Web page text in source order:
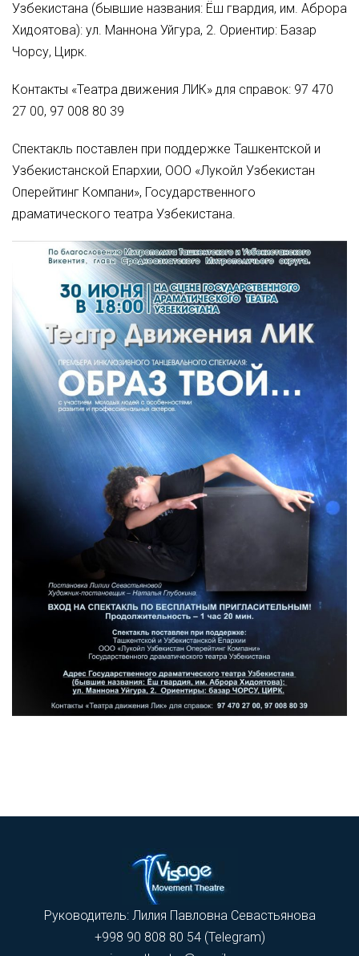
Узбекистана (бывшие названия: Ёш гвардия, им. Аброра
Хидоятова): ул. Маннона Уйгура, 2. Ориентир: Базар
Чорсу, Цирк.
Контакты «Театра движения ЛИК» для справок: 97 470
27 00, 97 008 80 39
Спектакль поставлен при поддержке Ташкентской и
Узбекистанской Епархии, ООО «Лукойл Узбекистан
Оперейтинг Компани», Государственного
драматического театра Узбекистана.
Руководитель: Лилия Павловна Севастьянова
+998 90 808 80 54 (Telegram)